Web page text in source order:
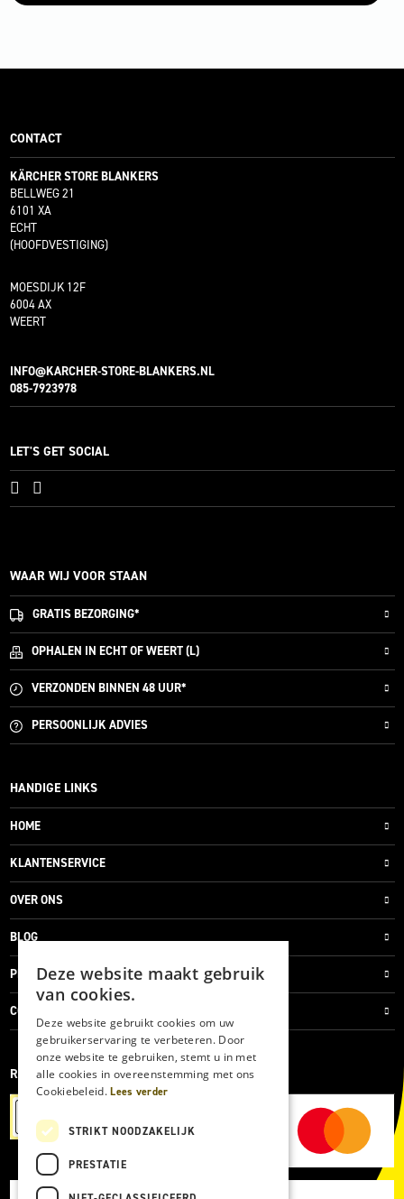
CONTACT
KÄRCHER STORE BLANKERS
BELLWEG 21
6101 XA
ECHT
(HOOFDVESTIGING)
MOESDIJK 12F
6004 AX
WEERT
INFO@KARCHER-STORE-BLANKERS.NL
085-7923978
LET'S GET SOCIAL
WAAR WIJ VOOR STAAN
GRATISBEZORGING*
OPHALEN IN ECHT OF WEERT (L)
VERZONDEN BINNEN 48 UUR*
PERSOONLIJKADVIES
HANDIGE LINKS
HOME
KLANTENSERVICE
OVER ONS
BLOG
PRIVACYVERKLARING
COOKIES
REVIEWMERK
Deze website maakt gebruik
van cookies.
Deze website gebruikt cookies om uw
gebruikerservaring te verbeteren. Door
onze website te gebruiken, stemt u in met
alle cookies in overeenstemming met ons
Cookiebeleid.Lees verder
STRIKT NOODZAKELIJK
PRESTATIE